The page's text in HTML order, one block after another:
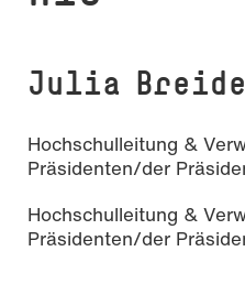
Julia
Hochschulleitung &
Präsidenten/der
Hochschulleitung &
Präsidenten/der